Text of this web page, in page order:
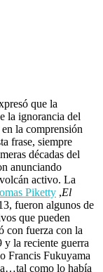
que la
la ignorancia del
la comprensión
frase, siempre
décadas del
anunciando
activo. La
Piketty ,El
fueron algunos de
que pueden
con fuerza con la
la reciente guerra
Francis Fukuyama
como lo había